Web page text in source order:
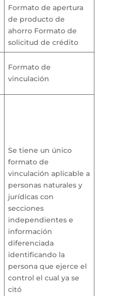
Formato de apertura
de producto de
ahorro Formato de
solicitud de crédito
Formato de
vinculación
Se tiene un único
formato de
vinculación aplicable a
personas naturales y
jurídicas con
secciones
independientes e
información
diferenciada
identificando la
persona que ejerce el
control el cual ya se
citó